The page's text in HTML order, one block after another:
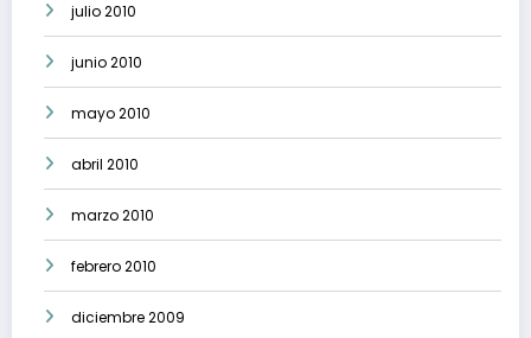
julio 2010
junio 2010
mayo 2010
abril 2010
marzo 2010
febrero 2010
diciembre 2009